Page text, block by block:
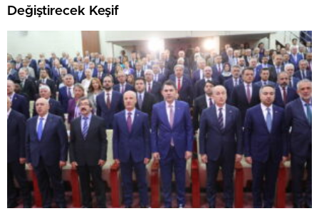
Değiştirecek Keşif